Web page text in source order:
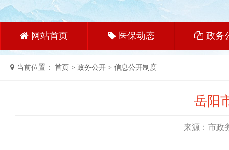
网站首页 医保动态 政务
当前位置： 首页 > 政务公开 > 信息公开制度
岳阳
来源：市政